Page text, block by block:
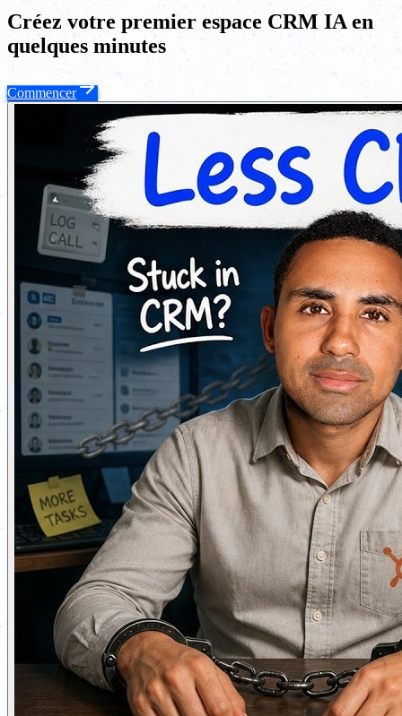
Créez votre premier espace CRM IA en
quelques minutes
Commencer